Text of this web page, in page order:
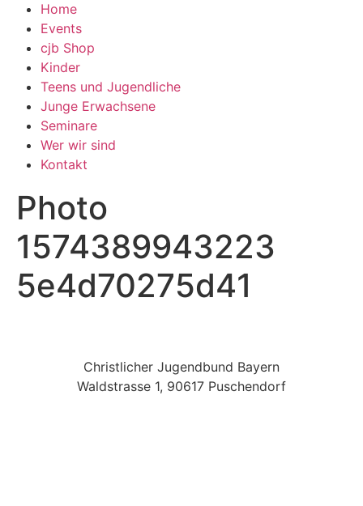
Home
Events
cjb Shop
Kinder
Teens und Jugendliche
Junge Erwachsene
Seminare
Wer wir sind
Kontakt
Photo
1574389943223
5e4d70275d41
Christlicher Jugendbund Bayern
Waldstrasse 1, 90617 Puschendorf